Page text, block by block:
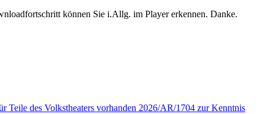
können Sie i.Allg. im Player erkennen. Danke.
Teile des Volkstheaters vorhanden 2026/AR/1704 zur Kenntnis